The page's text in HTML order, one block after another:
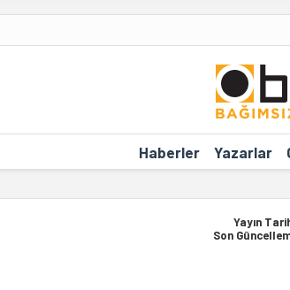
Haberler Yazarlar
Yayın
Son